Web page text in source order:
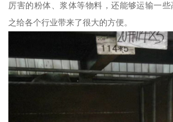
厉害的粉体、浆体等物料，还能够运输一
之给各个行业带来了很大的方便。